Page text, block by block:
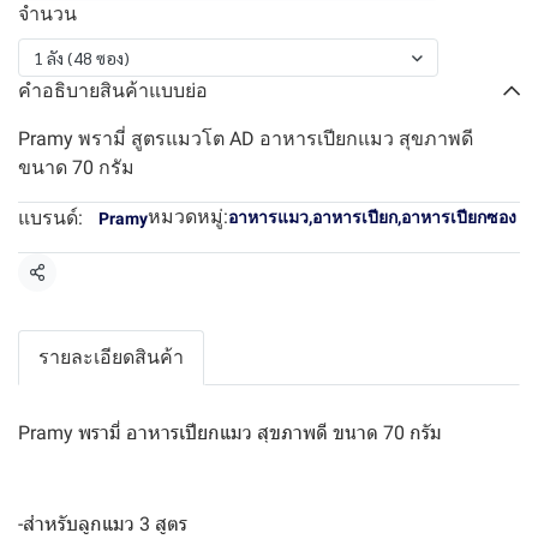
จำนวน
1 ลัง (48 ซอง)
คำอธิบายสินค้าแบบย่อ
Pramy พรามี่ สูตรแมวโต AD อาหารเปียกแมว สุขภาพดี
ขนาด 70 กรัม
แบรนด์: Pramyหมวดหมู่:อาหารแมว,อาหารเปียก,อาหารเปียกซอง
แชร์
รายละเอียดสินค้า
Pramy พรามี่ อาหารเปียกแมว สุขภาพดี ขนาด 70 กรัม
-สำหรับลูกแมว 3 สูตร